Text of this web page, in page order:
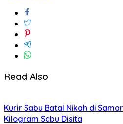
Read Also
Kurir Sabu Batal Nikah di
Kilogram Sabu Disita